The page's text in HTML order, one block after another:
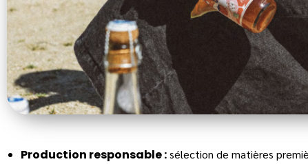
Production responsable :sélection de matières